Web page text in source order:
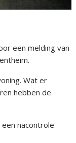
een melding van
Wat er
hebben de
nacontrole